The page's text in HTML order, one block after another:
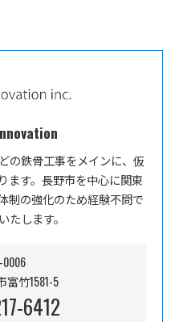
の鉄骨工事をメインに、仮
ます。長野市を中心に関東
制の強化のため経験不問で
たします。
0006
富竹1581-5
6412